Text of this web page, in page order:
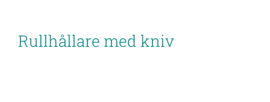
Rullhållare med kniv